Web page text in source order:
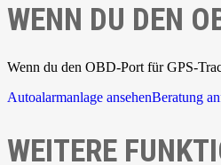
WENN DU DEN
Wenn du den OBD-Port für GPS-
Autoalarmanlage ansehenBeratung
WEITERE